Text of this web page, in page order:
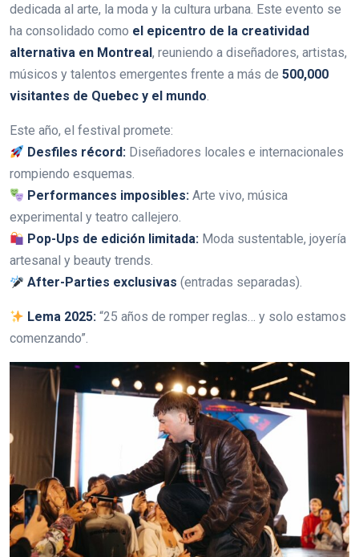
dedicada al arte, la moda y la cultura urbana. Este evento se
ha consolidado como el epicentro de la creatividad
alternativa en Montreal, reuniendo a diseñadores, artistas,
músicos y talentos emergentes frente a más de 500,000
visitantes de Quebec y el mundo.
Este año, el festival promete:
Desfiles récord: Diseñadores locales e internacionales
rompiendo esquemas.
Performances imposibles: Arte vivo, música
experimental y teatro callejero.
Pop-Ups de edición limitada: Moda sustentable, joyería
artesanal y beauty trends.
After-Parties exclusivas (entradas separadas).
Lema 2025: “25 años de romper reglas… y solo estamos
comenzando”.